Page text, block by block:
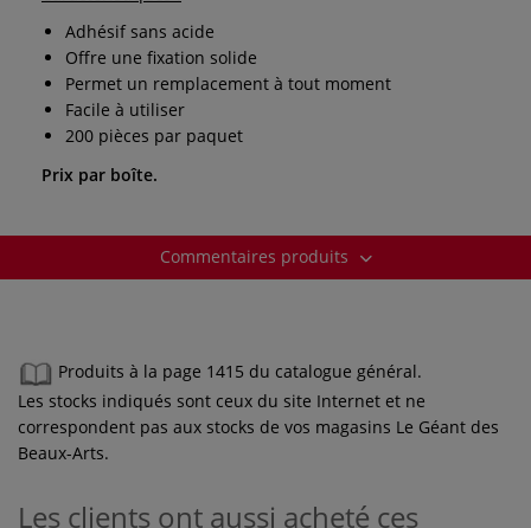
Adhésif sans acide
Offre une fixation solide
Permet un remplacement à tout moment
Facile à utiliser
200 pièces par paquet
Prix par boîte.
Commentaires produits
Produits à la page 1415 du catalogue général.
Les stocks indiqués sont ceux du site Internet et ne
correspondent pas aux stocks de vos magasins Le Géant des
Beaux-Arts.
Les clients ont aussi acheté ces